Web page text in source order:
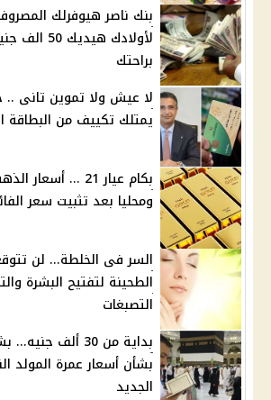
بنك ناصر هيوفرلك
لأولادك
براحتك
لا عيش ولا تموين تانى
يمتلك تكييف من البطاقة
بكام عيار 21 ...
ومحليا بعد تثبيت سعر
السر فى الخلطة... لن
الطحينة لتفتيح البشرة
التصبغات
بداية من 30 ألف
بشأن أسعار عمرة المولد
الجديد